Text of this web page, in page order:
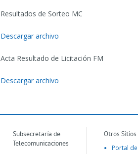
Resultados de Sorteo MC
Descargar archivo
Acta Resultado de Licitación FM
Descargar archivo
Subsecretaría de
Telecomunicaciones
Otros
Portal